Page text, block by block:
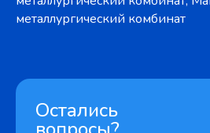
металлургический комбинат
Остались